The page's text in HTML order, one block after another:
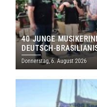
40 JUNGE
DEUTSCH-
THOLEY
Donnerstag, 6. August 2026